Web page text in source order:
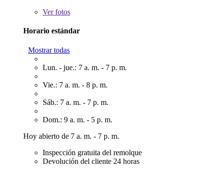
Verfotos
Horario estándar
Mostrar todas
Lun. - jue.: 7 a. m. - 7 p. m.
Vie.: 7 a. m. - 8 p. m.
Sáb.: 7 a. m. - 7 p. m.
Dom.: 9 a. m. - 5 p. m.
Hoy abierto de 7 a. m. - 7 p. m.
Inspección gratuita del remolque
Devolución del cliente 24 horas